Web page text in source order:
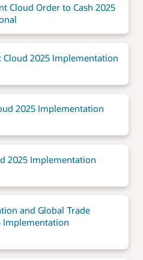
Cloud Order to Cash 2025
Cloud 2025 Implementation
2025 Implementation
2025 Implementation
and Global Trade
Implementation